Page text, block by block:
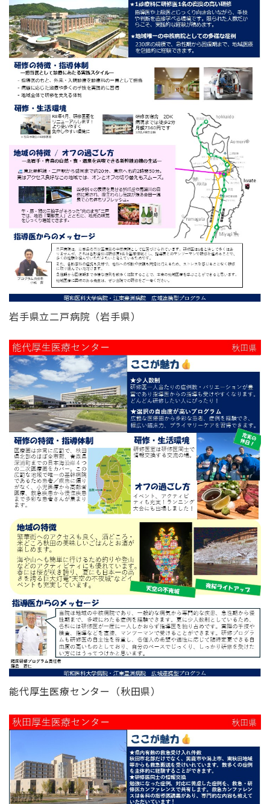
岩手県立二戸病院（岩手県）
能代厚生医療センター（秋田県）